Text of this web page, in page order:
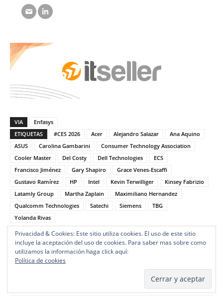
VIA
Enfasys
ETIQUETAS
#CES 2026 Acer Alejandro Salazar
Ana Aquino
ASUS
Carolina Gambarini
Consumer Technology Association
Cooler Master
Del Costy Dell Technologies
ECS
Francisco Jiménez
Gary Shapiro
Grace Venes-Escaffi
Gustavo Ramírez
HP Intel Kevin Terwilliger
Kinsey Fabrizio
Latamly Group
Martha Zaplain
Maximiliano Hernandez
Qualcomm Technologies
Satechi Siemens
TBG
Yolanda Rivas
Privacidad & Cookies: Este sitio utiliza cookies. El uso de este sitio
incluye la aceptación del uso de cookies. Para saber mas sobre como
utilizamos la información haga click aquí:
Política de cookies